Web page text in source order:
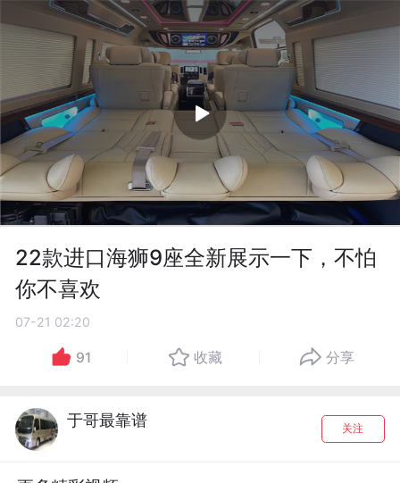
22款进口海狮9座全新展示一下，不怕
你不喜欢
07-21 02:20
91 收藏 分享
于哥最靠谱 关注